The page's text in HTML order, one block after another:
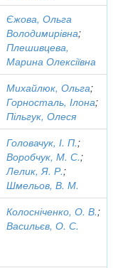
Єжова, Ольга
Володимирівна;
Плешивцева,
Марина Олексіївна
Михайлюк, Ольга;
Горносталь, Ілона;
Пільгук, Олеся
Головачук, І. П.;
Воробчук, М. С.;
Лелик, Я. Р.;
Шмельов, В. М.
Колосніченко, О. В.;
Васильєв, О. С.